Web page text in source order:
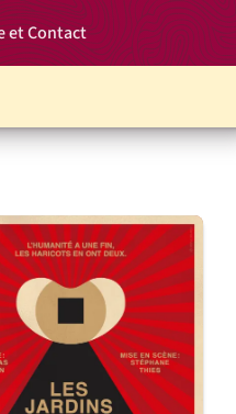
Rechercher un
Panier
et Contact